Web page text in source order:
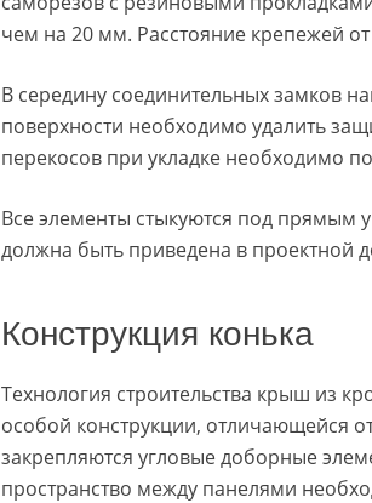
чем на 20 мм. Расстояние крепежей
В середину соединительных замков
поверхности необходимо удалить
перекосов при укладке необходимо
Все элементы стыкуются под прямым
должна быть приведена в проектной
Конструкция конька
Технология строительства крыш из
особой конструкции, отличающейся
закрепляются угловые доборные
пространство между панелями